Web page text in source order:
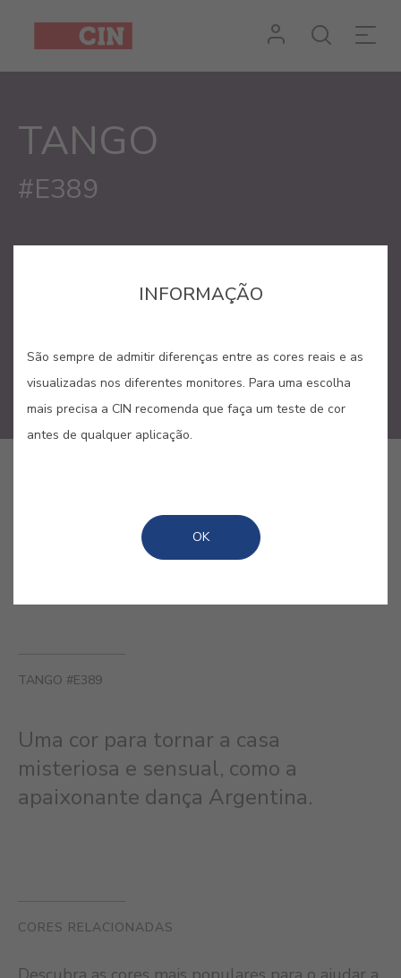
Cor
Tango
interiores
TANGO
#E389
TANGO #E389
Uma cor para tornar a casa
misteriosa e sensual, como a
apaixonante dança Argentina.
CORES RELACIONADAS
INFORMAÇÃO
São sempre de admitir diferenças entre as cores reais e as
visualizadas nos diferentes monitores. Para uma escolha
mais precisa a CIN recomenda que faça um teste de cor
antes de qualquer aplicação.
OK